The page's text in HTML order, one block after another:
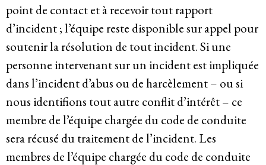
point de contact et à recevoir tout rapport
d’incident ; l’équipe reste disponible sur appel pour
soutenir la résolution de tout incident. Si une
personne intervenant sur un incident est impliquée
dans l’incident d’abus ou de harcèlement – ou si
nous identifions tout autre conflit d’intérêt – ce
membre de l’équipe chargée du code de conduite
sera récusé du traitement de l’incident. Les
membres de l’équipe chargée du code de conduite